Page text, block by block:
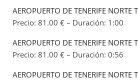
AEROPUERTO DE TENERIFE NORTE
Precio: 81.00 € – Duración: 1:00
AEROPUERTO DE TENERIFE NORTE
Precio: 81.00 € – Duración: 0:56
AEROPUERTO DE TENERIFE NORTE